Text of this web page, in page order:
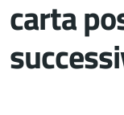
carta